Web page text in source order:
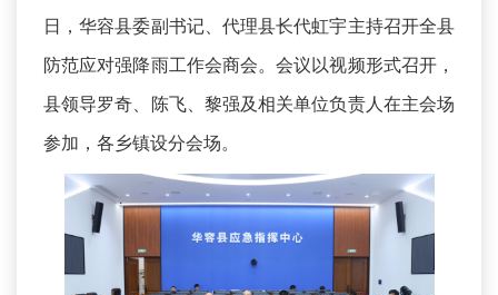
日，华容县委副书记、代理县长代虹宇主持召开全县
防范应对强降雨工作会商会。会议以视频形式召开，
县领导罗奇、陈飞、黎强及相关单位负责人在主会场
参加，各乡镇设分会场。